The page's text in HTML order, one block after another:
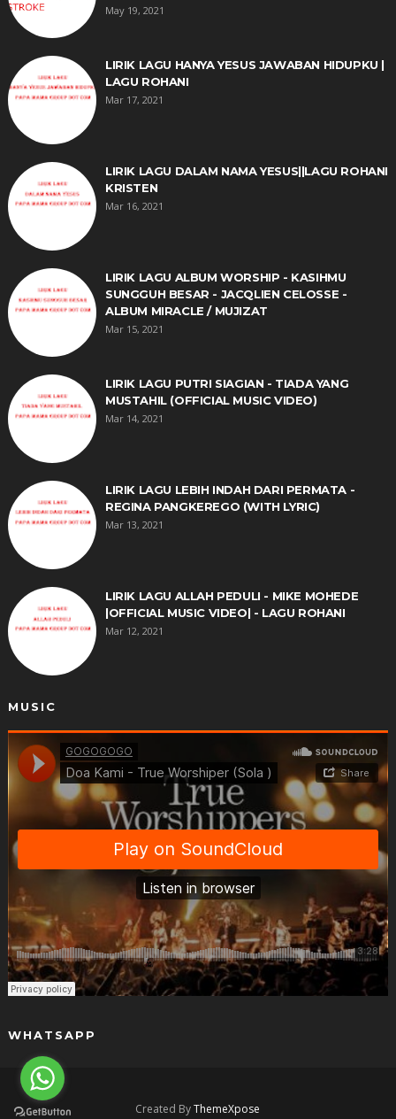
May 19, 2021
LIRIK LAGU HANYA YESUS JAWABAN HIDUPKU |
LAGU ROHANI
Mar 17, 2021
LIRIK LAGU DALAM NAMA YESUS||LAGU ROHANI
KRISTEN
Mar 16, 2021
LIRIK LAGU ALBUM WORSHIP - KASIHMU
SUNGGUH BESAR - JACQLIEN CELOSSE -
ALBUM MIRACLE / MUJIZAT
Mar 15, 2021
LIRIK LAGU PUTRI SIAGIAN - TIADA YANG
MUSTAHIL (OFFICIAL MUSIC VIDEO)
Mar 14, 2021
LIRIK LAGU LEBIH INDAH DARI PERMATA -
REGINA PANGKEREGO (WITH LYRIC)
Mar 13, 2021
LIRIK LAGU ALLAH PEDULI - MIKE MOHEDE
|OFFICIAL MUSIC VIDEO| - LAGU ROHANI
Mar 12, 2021
MUSIC
WHATSAPP
Created ByThemeXpose